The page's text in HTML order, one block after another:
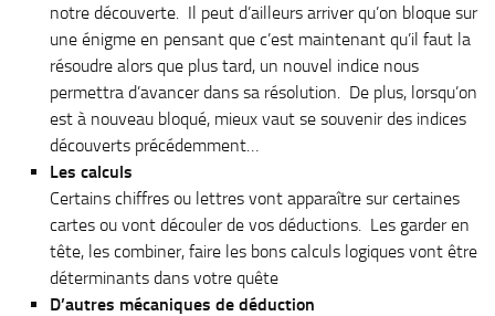
notre découverte. Il peut d’ailleurs arriver qu’on bloque sur
une énigme en pensant que c’est maintenant qu’il faut la
résoudre alors que plus tard, un nouvel indice nous
permettra d’avancer dans sa résolution. De plus, lorsqu’on
est à nouveau bloqué, mieux vaut se souvenir des indices
découverts précédemment…
Les calculs
Certains chiffres ou lettres vont apparaître sur certaines
cartes ou vont découler de vos déductions. Les garder en
tête, les combiner, faire les bons calculs logiques vont être
déterminants dans votre quête
D’autres mécaniques de déduction